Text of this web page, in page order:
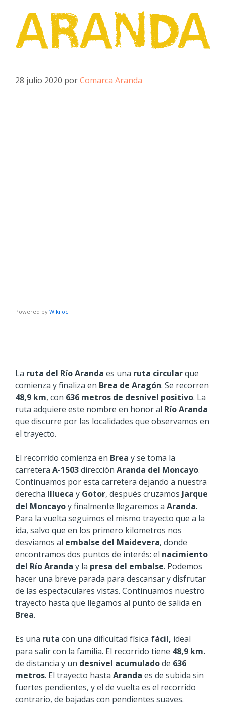
ARANDA
28 julio 2020 porComarca Aranda
Powered by Wikiloc
La ruta del Río Aranda es una ruta circularque
comienza y finaliza en Brea de Aragón. Se recorren
48,9 km, con 636 metros de desnivel positivo. La
ruta adquiere este nombre en honor al Río Aranda
que discurre por las localidades que observamos en
el trayecto.
El recorrido comienza en Brea y se toma la
carretera A-1503dirección Aranda del Moncayo.
Continuamos por esta carretera dejando a nuestra
derecha Illueca y Gotor, después cruzamos Jarque
del Moncayoy finalmente llegaremos a Aranda.
Para la vuelta seguimos el mismo trayecto que a la
ida, salvo que en los primero kilometros nos
desviamos al embalse del Maidevera, donde
encontramos dos puntos de interés: el nacimiento
del Río Aranda y la presa del embalse. Podemos
hacer una breve parada para descansar y disfrutar
de las espectaculares vistas. Continuamos nuestro
trayecto hasta que llegamos al punto de salida en
Brea.
Es una ruta con una dificultad física fácil, ideal
para salir con la familia. El recorrido tiene 48,9 km.
de distancia y un desnivel acumuladode 636
metros. El trayecto hasta Aranda es de subida sin
fuertes pendientes, y el de vuelta es el recorrido
contrario, de bajadas con pendientes suaves.